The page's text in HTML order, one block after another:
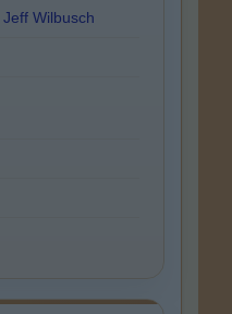
Jeff Wilbusch